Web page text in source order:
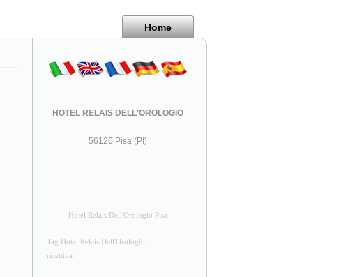
Home
HOTEL RELAIS DELL'OROLOGIO
56126 Pisa (PI)
Hotel Relais Dell'Orologio Pisa
Tag Hotel Relais Dell'Orologio
ricettiva